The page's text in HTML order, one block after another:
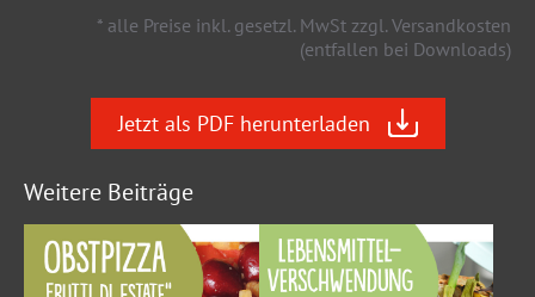
* alle Preise inkl. gesetzl. MwSt zzgl. Versandkosten
(entfallen bei Downloads)
Jetzt als PDF herunterladen
Weitere Beiträge